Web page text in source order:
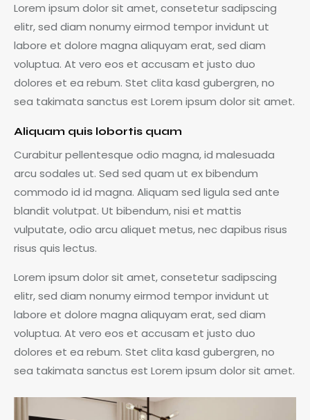
Lorem ipsum dolor sit amet, consetetur sadipscing
elitr, sed diam nonumy eirmod tempor invidunt ut
labore et dolore magna aliquyam erat, sed diam
voluptua. At vero eos et accusam et justo duo
dolores et ea rebum. Stet clita kasd gubergren, no
sea takimata sanctus est Lorem ipsum dolor sit amet.
Aliquam quis lobortis quam
Curabitur pellentesque odio magna, id malesuada
arcu sodales ut. Sed sed quam ut ex bibendum
commodo id id magna. Aliquam sed ligula sed ante
blandit volutpat. Ut bibendum, nisi et mattis
vulputate, odio arcu aliquet metus, nec dapibus risus
risus quis lectus.
Lorem ipsum dolor sit amet, consetetur sadipscing
elitr, sed diam nonumy eirmod tempor invidunt ut
labore et dolore magna aliquyam erat, sed diam
voluptua. At vero eos et accusam et justo duo
dolores et ea rebum. Stet clita kasd gubergren, no
sea takimata sanctus est Lorem ipsum dolor sit amet.